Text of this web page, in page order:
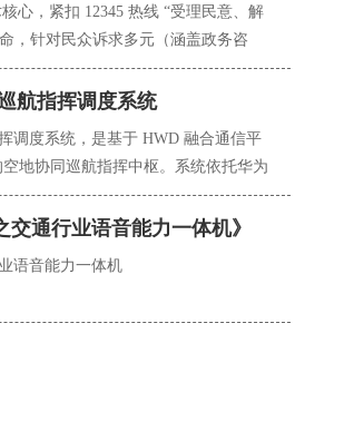
心，紧扣 12345 热线 “受理民意、解
，针对民众诉求多元（涵盖政务咨
涉及部门广泛、处置时效要求高等特
视频反馈、小程序互动等全渠道交互
务体系。通过打通各级政府部门、公
众诉求 “接诉即办、闭环管理”，助力
航指挥调度系统
调度系统，是基于 HWD 融合通信平
地协同巡航指挥中枢。系统依托华为
，聚焦海洋、内河等水域 “巡航范围
痛点，通过无人机实现对船舶通航、
覆盖范围上的不足，为海事部门提供
交通行业语音能力一体机》
语音能力一体机